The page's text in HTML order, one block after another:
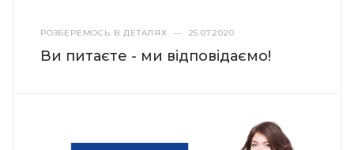
РОЗБЕРЕМОСЬ В ДЕТАЛЯХ — 25.07.2020
Ви питаєте - ми відповідаємо!